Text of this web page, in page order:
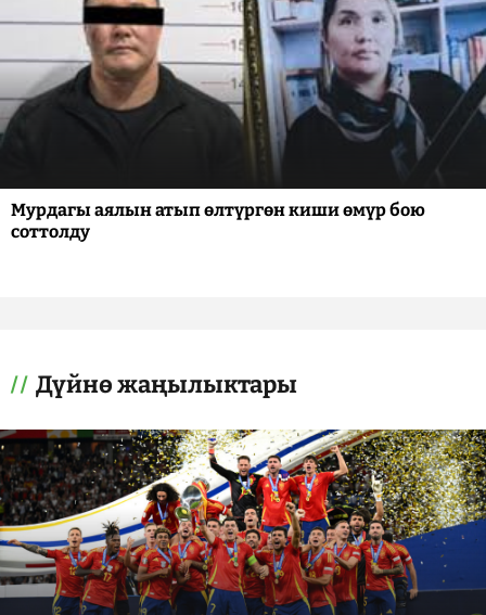
Мурдагы аялын атып өлтүргөн киши өмүр бою
соттолду
Дүйнө жаңылыктары